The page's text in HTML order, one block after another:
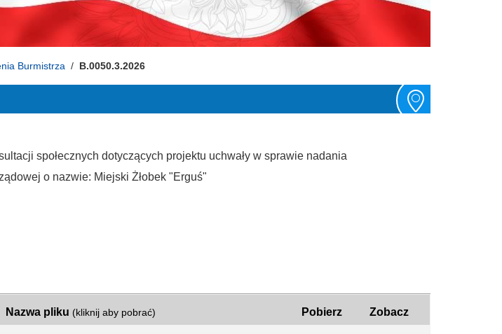
Burmistrza B.0050.3.2026
społecznych dotyczących projektu uchwały w sprawie nadania
o nazwie: Miejski Żłobek "Erguś"
Nazwa pliku (kliknij aby pobrać) Pobierz Zobacz